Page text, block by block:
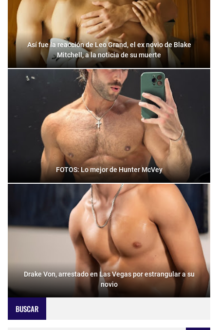
Así fue la reacción de Leo Grand, el ex novio de Blake
Mitchell, a la noticia de su muerte
FOTOS: Lo mejor de Hunter McVey
Drake Von, arrestado en Las Vegas por estrangular a su
novio
BUSCAR